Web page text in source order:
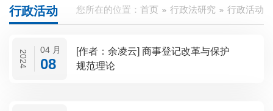
您所在的位置： 首页 行政法研究 行政活动
行政活动
2024 04 月
08
[作者：余凌云] 商事登记改革与保护
规范理论